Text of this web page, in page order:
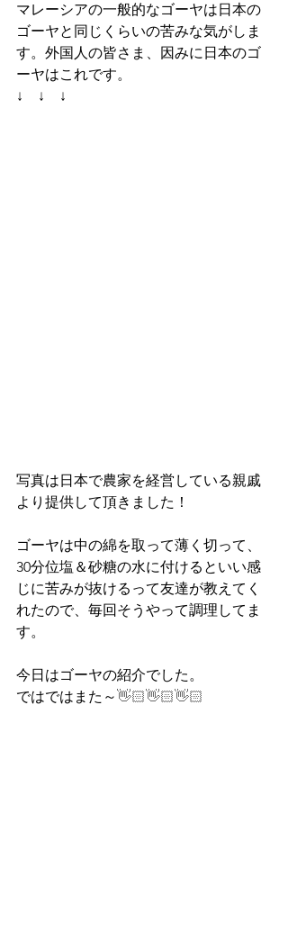
マレーシアの一般的なゴーヤは日本の
ゴーヤと同じくらいの苦みな気がしま
す。外国人の皆さま、因みに日本のゴ
ーヤはこれです。
↓　↓　↓
写真は日本で農家を経営している親戚
より提供して頂きました！
ゴーヤは中の綿を取って薄く切って、
30分位塩＆砂糖の水に付けるといい感
じに苦みが抜けるって友達が教えてく
れたので、毎回そうやって調理してま
す。
今日はゴーヤの紹介でした。
ではではまた～👋🏻👋🏻👋🏻